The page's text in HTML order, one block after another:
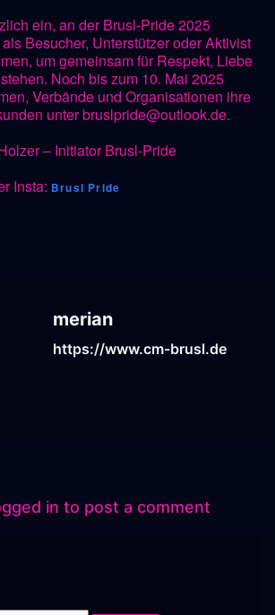
ein, an der Brusl-Pride 2025
Besucher, Unterstützer oder Aktivist
um gemeinsam für Respekt, Liebe
Noch bis zum 10. Mai 2025
Verbände und Organisationen ihre
unter bruslpride@outlook.de.
– Initiator Brusl-Pride
Insta: Brusl Pride
merian
https://www.cm-brusl.de
in to post a comment